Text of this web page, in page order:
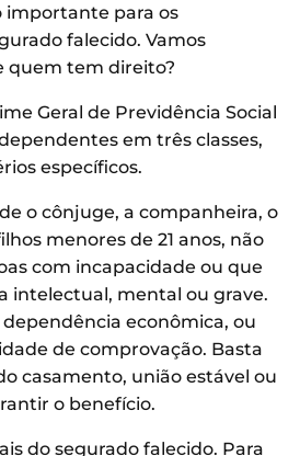
importante para os
falecido. Vamos
quem tem direito?
Geral de Previdência Social
em três classes,
específicos.
o cônjuge, a companheira, o
menores de 21 anos, não
com incapacidade ou que
intelectual, mental ou grave.
econômica, ou
de comprovação. Basta
casamento, união estável ou
o benefício.
do segurado falecido. Para